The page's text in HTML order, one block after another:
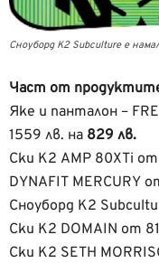
Сноуборд K2 Subculture е
Част от
Яке и панталон –
1559 лв. на 829 лв.
Ски K2 AMP 80XTi
DYNAFIT MERCURY
Сноуборд K2
Ски K2 DOMAIN от
Ски K2 SETH